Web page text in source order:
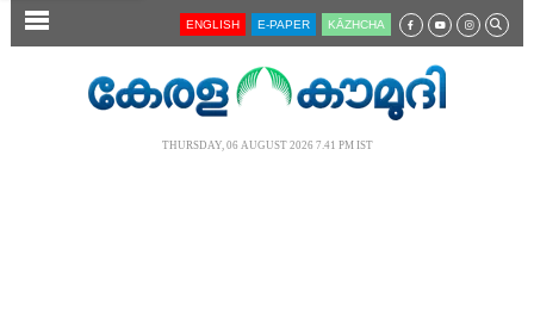
SECTIONS ENGLISH E-PAPER KĀZHCHA
THURSDAY, 06 AUGUST 2026 7.41 PM IST